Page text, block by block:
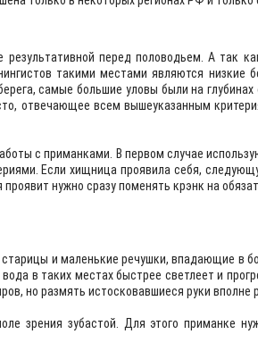
результативной перед половодьем. А так
такими местами являются низкие
самые большие уловы были на глубинах
отвечающее всем вышеуказанным
с приманками. В первом случае
Если хищница проявила себя,
нужно сразу поменять крэнк на
и маленькие речушки, впадающие в
в таких местах быстрее светлеет и
но размять истосковавшиеся руки вполне
зрения зубастой. Для этого приманке